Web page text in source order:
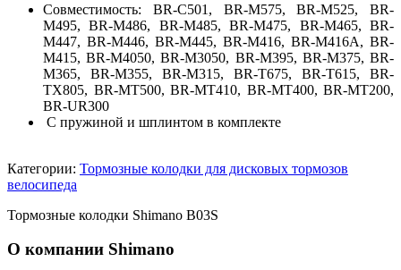
Совместимость: BR-C501, BR-M575, BR-M525, BR-
M495, BR-M486, BR-M485, BR-M475, BR-M465, BR-
M447, BR-M446, BR-M445, BR-M416, BR-M416A, BR-
M415, BR-M4050, BR-M3050, BR-M395, BR-M375, BR-
M365, BR-M355, BR-M315, BR-T675, BR-T615, BR-
TX805, BR-MT500, BR-MT410, BR-MT400, BR-MT200,
BR-UR300
С пружиной и шплинтом в комплекте
Категории: Тормозные колодки для дисковых тормозов
велосипеда
Тормозные колодки Shimano B03S
О компании Shimano